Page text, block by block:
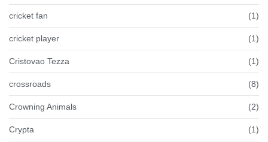
cricket fan (1)
cricket player (1)
Cristovao Tezza (1)
crossroads (8)
Crowning Animals (2)
Crypta (1)